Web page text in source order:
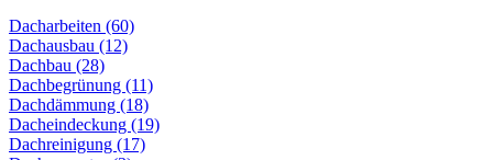
Dacharbeiten (60)
Dachausbau (12)
Dachbau (28)
Dachbegrünung (11)
Dachdämmung (18)
Dacheindeckung (19)
Dachreinigung (17)